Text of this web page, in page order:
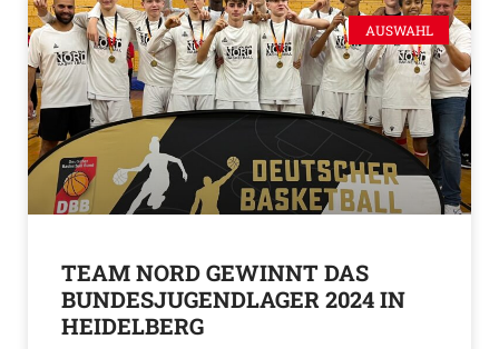
AUSWAHL
TEAM NORD GEWINNT DAS
BUNDESJUGENDLAGER 2024 IN
HEIDELBERG